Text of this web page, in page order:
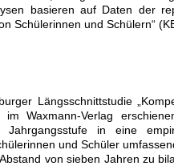
basieren auf Daten der
Schülerinnen und Schülern“
Längsschnittstudie
im Waxmann-Verlag
in eine
und Schüler
von sieben Jahren zu